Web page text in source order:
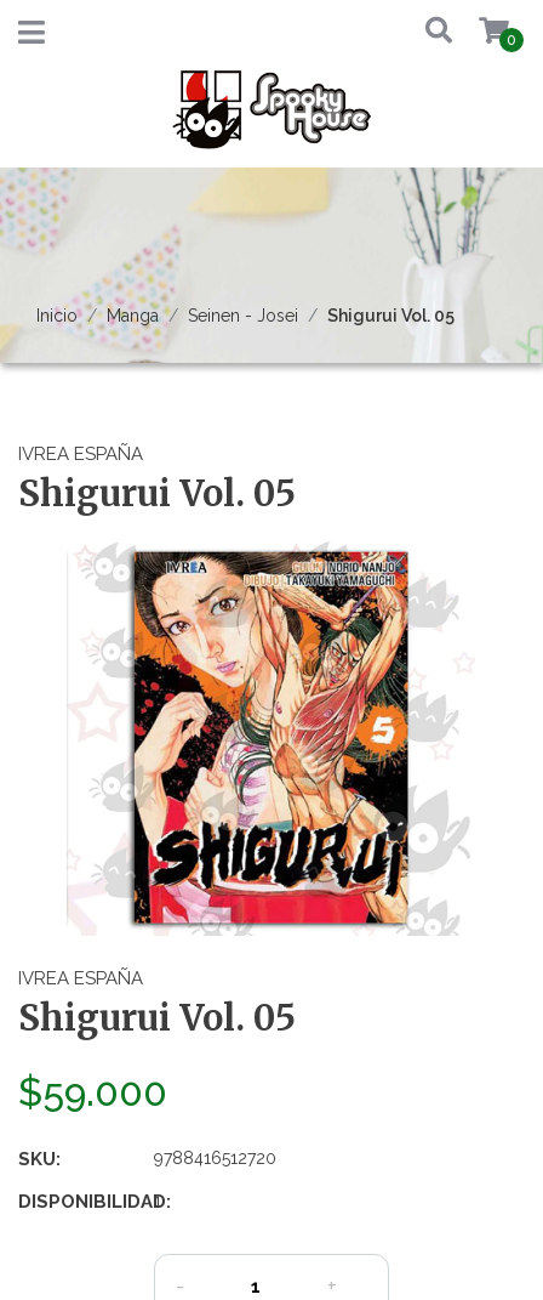
0
Inicio Manga Seinen - Josei Shigurui Vol. 05
IVREA ESPAÑA
Shigurui Vol. 05
IVREA ESPAÑA
Shigurui Vol. 05
$59.000
SKU: 9788416512720
DISPONIBILIDAD:
1
- +